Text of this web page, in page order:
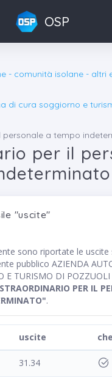
OSP
- comunità isolane - altri
di cura soggiorno e
a tempo
per il
"uscite"
sono riportate le uscite
pubblico AZIENDA
E TURISMO DI
PER IL
.
uscite
31.34